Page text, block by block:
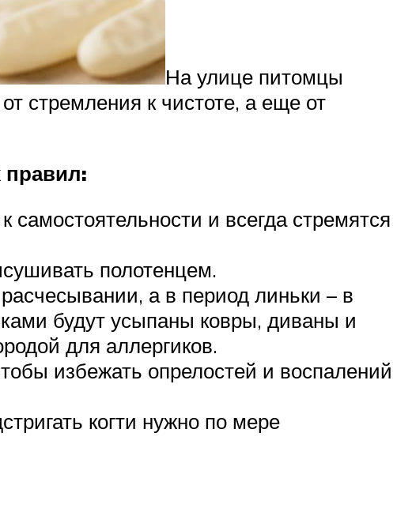
На улице питомцы
стремления к чистоте, а еще от
правил:
самостоятельности и всегда стремятся
полотенцем.
а в период линьки – в
будут усыпаны ковры, диваны и
для аллергиков.
избежать опрелостей и воспалений
когти нужно по мере